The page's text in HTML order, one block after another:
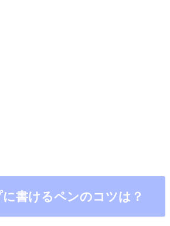
書けるペンのコツは？